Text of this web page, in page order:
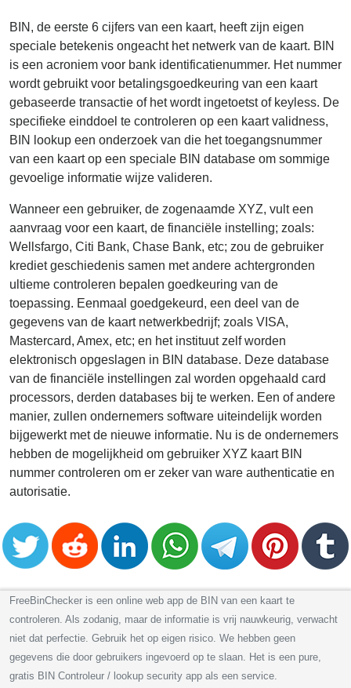
BIN, de eerste 6 cijfers van een kaart, heeft zijn eigen
speciale betekenis ongeacht het netwerk van de kaart. BIN
is een acroniem voor bank identificatienummer. Het nummer
wordt gebruikt voor betalingsgoedkeuring van een kaart
gebaseerde transactie of het wordt ingetoetst of keyless. De
specifieke einddoel te controleren op een kaart validness,
BIN lookup een onderzoek van die het toegangsnummer
van een kaart op een speciale BIN database om sommige
gevoelige informatie wijze valideren.
Wanneer een gebruiker, de zogenaamde XYZ, vult een
aanvraag voor een kaart, de financiële instelling; zoals:
Wellsfargo, Citi Bank, Chase Bank, etc; zou de gebruiker
krediet geschiedenis samen met andere achtergronden
ultieme controleren bepalen goedkeuring van de
toepassing. Eenmaal goedgekeurd, een deel van de
gegevens van de kaart netwerkbedrijf; zoals VISA,
Mastercard, Amex, etc; en het instituut zelf worden
elektronisch opgeslagen in BIN database. Deze database
van de financiële instellingen zal worden opgehaald card
processors, derden databases bij te werken. Een of andere
manier, zullen ondernemers software uiteindelijk worden
bijgewerkt met de nieuwe informatie. Nu is de ondernemers
hebben de mogelijkheid om gebruiker XYZ kaart BIN
nummer controleren om er zeker van ware authenticatie en
autorisatie.
FreeBinChecker is een online web app de BIN van een kaart te
controleren. Als zodanig, maar de informatie is vrij nauwkeurig, verwacht
niet dat perfectie. Gebruik het op eigen risico. We hebben geen
gegevens die door gebruikers ingevoerd op te slaan. Het is een pure,
gratis BIN Controleur / lookup security app als een service.